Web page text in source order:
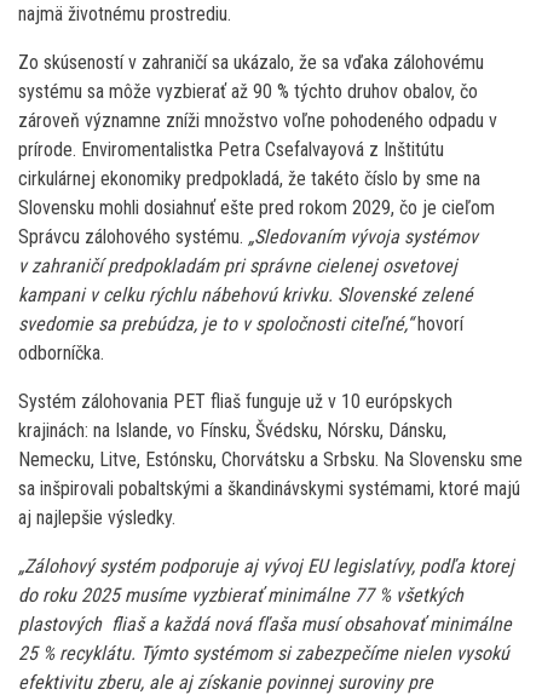
najmä životnému prostrediu.
Zo skúseností v zahraničí sa ukázalo, že sa vďaka zálohovému
systému sa môže vyzbierať až 90 % týchto druhov obalov, čo
zároveň významne zníži množstvo voľne pohodeného odpadu v
prírode. Enviromentalistka Petra Csefalvayová z Inštitútu
cirkulárnej ekonomiky predpokladá, že takéto číslo by sme na
Slovensku mohli dosiahnuť ešte pred rokom 2029, čo je cieľom
Správcu zálohového systému. „Sledovaním vývoja systémov
v zahraničí predpokladám pri správne cielenej osvetovej
kampani v celku rýchlu nábehovú krivku. Slovenské zelené
svedomie sa prebúdza, je to v spoločnosti citeľné,“hovorí
odborníčka.
Systém zálohovania PET fliaš funguje už v 10 európskych
krajinách: na Islande, vo Fínsku, Švédsku, Nórsku, Dánsku,
Nemecku, Litve, Estónsku, Chorvátsku a Srbsku. Na Slovensku sme
sa inšpirovali pobaltskými a škandinávskymi systémami, ktoré majú
aj najlepšie výsledky.
„Zálohový systém podporuje aj vývoj EU legislatívy, podľa ktorej
do roku 2025 musíme vyzbierať minimálne 77 % všetkých
plastových fliaš a každá nová fľaša musí obsahovať minimálne
25 % recyklátu. Týmto systémom si zabezpečíme nielen vysokú
efektivitu zberu, ale aj získanie povinnej suroviny pre